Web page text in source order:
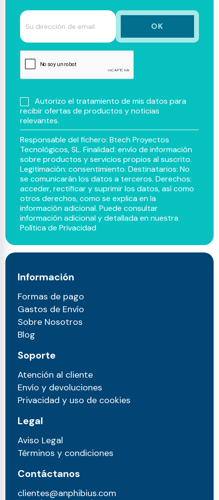
Autorizo el tratamiento de mis datos para
recibir ofertas de productos y noticias
relevantes.
Responsable del fichero: Btech Proyectos
Tecnológicos, SL. Finalidad: envío de información
sobre productos y servicios propios al suscrito.
Legitimación: consentimiento. Destinatarios: No
se comunicarán los datos a terceros. Derechos:
acceder, rectificar y suprimir los datos, así como
otros derechos, como se explica en la
información adicional. Puede consultar
información adicional y detallada en nuestra
Política de Privacidad
Información
Formas de pago
Gastos de Envío
Sobre Nosotros
Blog
Soporte
Atención al cliente
Envío y devoluciones
Privacidad y uso de cookies
Legal
Aviso Legal
Términos y condiciones
Contáctanos
clientes@anphibius.com